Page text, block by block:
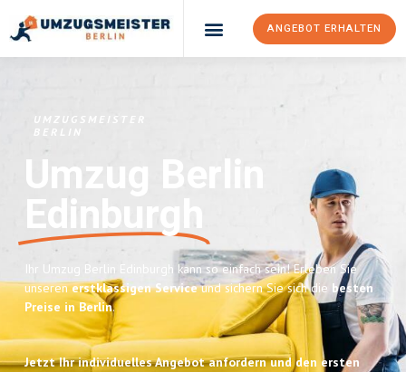
ANGEBOT ERHALTEN
UMZUGSMEISTER
BERLIN
Umzug Berlin
Edinburgh
Ihr Umzug Berlin Edinburgh kann so einfach sein! Erleben Sie
unserenerstklassigen Serviceund sichern Sie sich die besten
Preise in Berlin.
Jetzt Ihr individuelles Angebot anfordern und den ersten